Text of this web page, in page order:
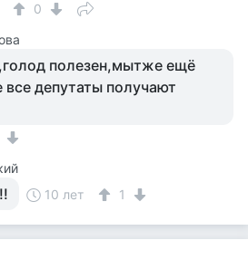
0
полезен,мытже ещё
депутаты получают
10 лет 1